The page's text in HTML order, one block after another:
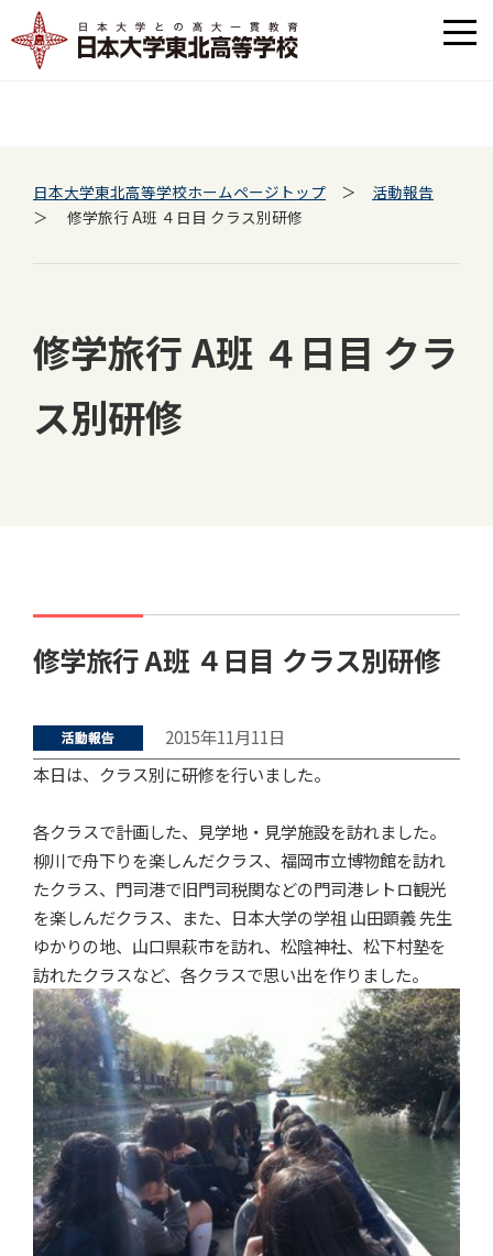
日本大学東北高等学校ホームページトップ ＞ 活動報告
＞ 修学旅行 A班 ４日目 クラス別研修
修学旅行 A班 ４日目 クラ
ス別研修
修学旅行 A班 ４日目 クラス別研修
2015年11月11日
本日は、クラス別に研修を行いました。
各クラスで計画した、見学地・見学施設を訪れました。
柳川で舟下りを楽しんだクラス、福岡市立博物館を訪れ
たクラス、門司港で旧門司税関などの門司港レトロ観光
を楽しんだクラス、また、日本大学の学祖 山田顕義 先生
ゆかりの地、山口県萩市を訪れ、松陰神社、松下村塾を
訪れたクラスなど、各クラスで思い出を作りました。